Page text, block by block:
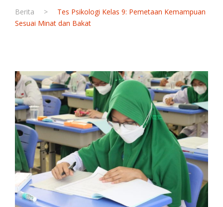
Berita >
Tes Psikologi Kelas 9: Pemetaan Kemampuan
Sesuai Minat dan Bakat